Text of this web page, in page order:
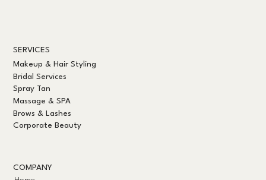
SERVICES
Makeup & Hair Styling
Bridal Services
Spray Tan
Massage & SPA
Brows & Lashes
Corporate Beauty
COMPANY